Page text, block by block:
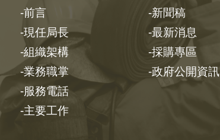
前言
現任局長
組織架構
業務職掌
服務電話
主要工作
新聞稿
最新消息
採購專區
政府公開資訊